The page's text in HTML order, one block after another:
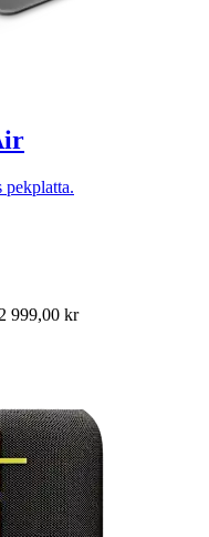
pekplatta.
2 999,00 kr